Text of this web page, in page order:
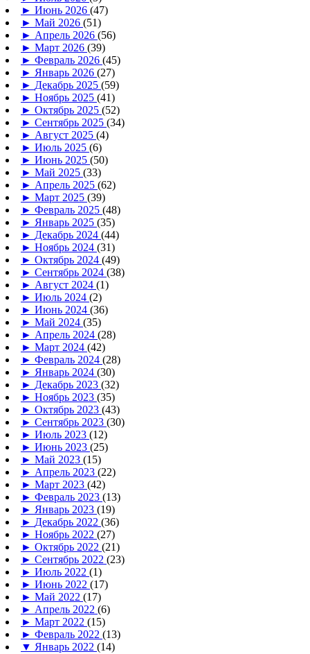
► Июнь 2026 (47)
► Май 2026 (51)
► Апрель 2026 (56)
► Март 2026 (39)
► Февраль 2026 (45)
► Январь 2026 (27)
► Декабрь 2025 (59)
► Ноябрь 2025 (41)
► Октябрь 2025 (52)
► Сентябрь 2025 (34)
► Август 2025 (4)
► Июль 2025 (6)
► Июнь 2025 (50)
► Май 2025 (33)
► Апрель 2025 (62)
► Март 2025 (39)
► Февраль 2025 (48)
► Январь 2025 (35)
► Декабрь 2024 (44)
► Ноябрь 2024 (31)
► Октябрь 2024 (49)
► Сентябрь 2024 (38)
► Август 2024 (1)
► Июль 2024 (2)
► Июнь 2024 (36)
► Май 2024 (35)
► Апрель 2024 (28)
► Март 2024 (42)
► Февраль 2024 (28)
► Январь 2024 (30)
► Декабрь 2023 (32)
► Ноябрь 2023 (35)
► Октябрь 2023 (43)
► Сентябрь 2023 (30)
► Июль 2023 (12)
► Июнь 2023 (25)
► Май 2023 (15)
► Апрель 2023 (22)
► Март 2023 (42)
► Февраль 2023 (13)
► Январь 2023 (19)
► Декабрь 2022 (36)
► Ноябрь 2022 (27)
► Октябрь 2022 (21)
► Сентябрь 2022 (23)
► Июль 2022 (1)
► Июнь 2022 (17)
► Май 2022 (17)
► Апрель 2022 (6)
► Март 2022 (15)
► Февраль 2022 (13)
▼ Январь 2022 (14)